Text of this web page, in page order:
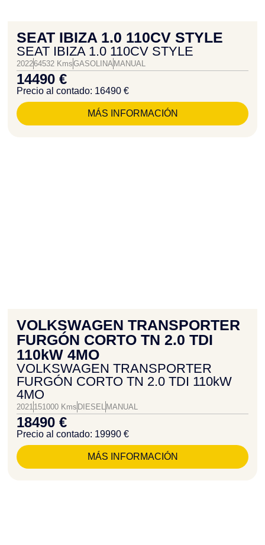
SEAT IBIZA 1.0 110CV STYLE
SEAT IBIZA 1.0 110CV STYLE
202264532 KmsGASOLINA MANUAL
14490 €
Precio al contado: 16490 €
MÁS INFORMACIÓN
VOLKSWAGEN TRANSPORTER
FURGÓN CORTO TN 2.0 TDI
110kW 4MO
VOLKSWAGEN TRANSPORTER
FURGÓN CORTO TN 2.0 TDI 110kW
4MO
2021151000 Kms DIESEL MANUAL
18490 €
Precio al contado: 19990 €
MÁS INFORMACIÓN